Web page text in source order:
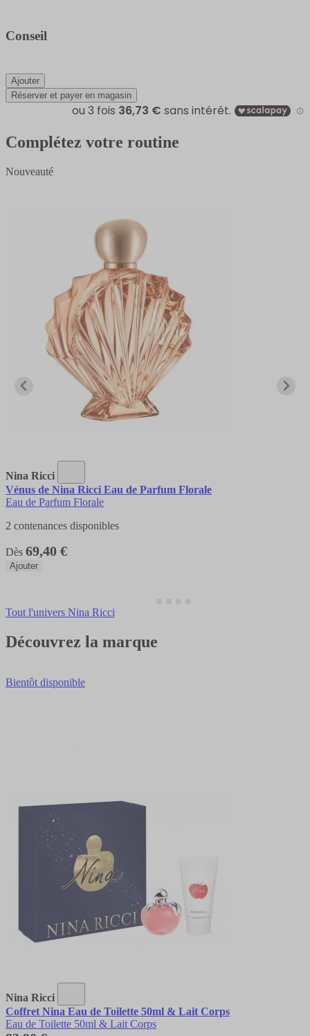
Conseil
Ajouter
Réserver et payer en magasin
Complétez votre routine
Nouveauté
Nina Ricci
Vénus de Nina Ricci Eau de Parfum Florale
Eau de Parfum Florale
2 contenances disponibles
Dès 69,40 €
Ajouter
Tout l'univers Nina Ricci
Découvrez la marque
Bientôt disponible
Nina Ricci
Coffret Nina Eau de Toilette 50ml & Lait Corps
Eau de Toilette 50ml & Lait Corps